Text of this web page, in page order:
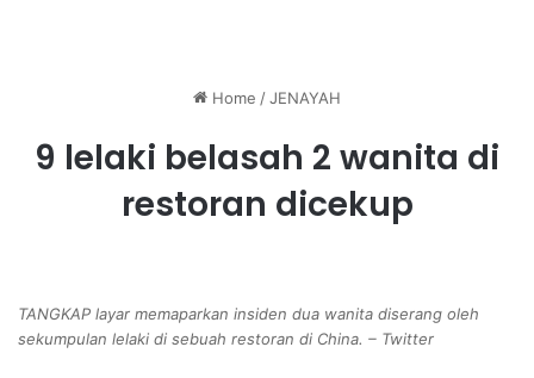
Home /JENAYAH
9 lelaki belasah 2 wanita di
restoran dicekup
TANGKAP layar memaparkan insiden dua wanita diserang oleh
sekumpulan lelaki di sebuah restoran di China. – Twitter